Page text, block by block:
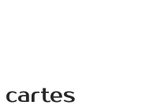
cartes